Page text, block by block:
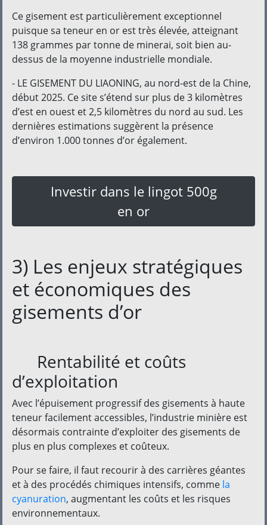
Ce gisement est particulièrement exceptionnel
puisque sa teneur en or est très élevée, atteignant
138 grammes par tonne de minerai, soit bien au-
dessus de la moyenne industrielle mondiale.
- LE GISEMENT DU LIAONING, au nord-est de la Chine,
début 2025. Ce site s’étend sur plus de 3 kilomètres
d’est en ouest et 2,5 kilomètres du nord au sud. Les
dernières estimations suggèrent la présence
d’environ 1.000 tonnes d’or également.
Investir dans le lingot 500g
en or
3) Les enjeux stratégiques
et économiques des
gisements d’or
Rentabilité et coûts
d’exploitation
Avec l’épuisement progressif des gisements à haute
teneur facilement accessibles, l’industrie minière est
désormais contrainte d’exploiter des gisements de
plus en plus complexes et coûteux.
Pour se faire, il faut recourir à des carrières géantes
et à des procédés chimiques intensifs, comme la
cyanuration, augmentant les coûts et les risques
environnementaux.